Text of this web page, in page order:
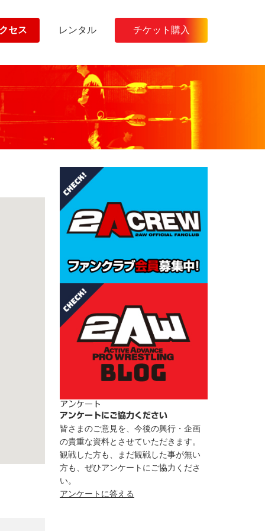
セス レンタル チケット購入
アンケート
アンケートにご協力ください
皆さまのご意見を、今後の興行・企画
の貴重な資料とさせていただきます。
観戦した方も、まだ観戦した事が無い
方も、ぜひアンケートにご協力くださ
い。
アンケートに答える